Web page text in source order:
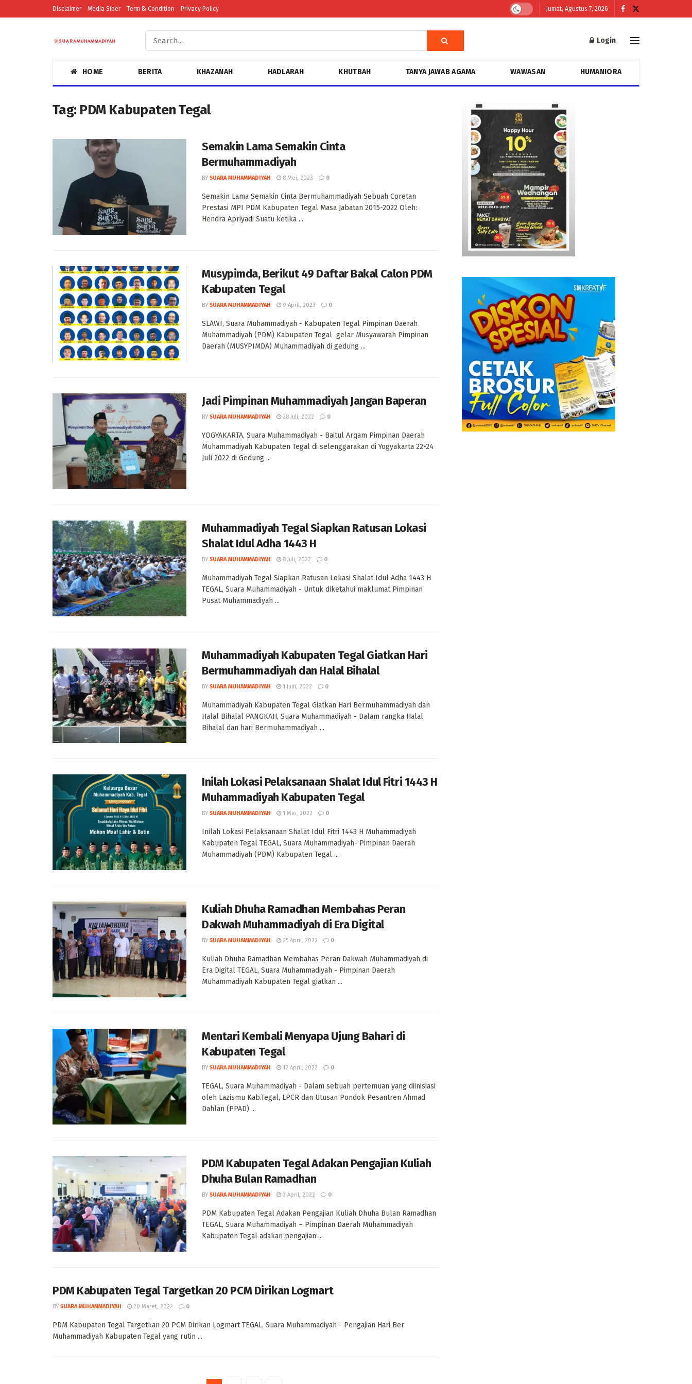
Disclaimer Media Siber Term & Condition Privacy Policy Jumat, Agustus 7, 2026
Login
HOME BERITA KHAZANAH HADLARAH KHUTBAH TANYA JAWAB AGAMA WAWASAN HUMANIORA
Tag: PDM Kabupaten Tegal
Semakin Lama Semakin Cinta
Bermuhammadiyah
BY SUARA MUHAMMADIYAH 8 Mei, 2023 0
Semakin Lama Semakin Cinta Bermuhammadiyah Sebuah Coretan
Prestasi MPI PDM Kabupaten Tegal Masa Jabatan 2015-2022 Oleh:
Hendra Apriyadi Suatu ketika ...
Musypimda, Berikut 49 Daftar Bakal Calon PDM
Kabupaten Tegal
BY SUARA MUHAMMADIYAH 9 April, 2023 0
SLAWI, Suara Muhammadiyah - Kabupaten Tegal Pimpinan Daerah
Muhammadiyah (PDM) Kabupaten Tegal gelar Musyawarah Pimpinan
Daerah (MUSYPIMDA) Muhammadiyah di gedung ...
Jadi Pimpinan Muhammadiyah Jangan Baperan
BY SUARA MUHAMMADIYAH 28 Juli, 2022 0
YOGYAKARTA, Suara Muhammadiyah - Baitul Arqam Pimpinan Daerah
Muhammadiyah Kabupaten Tegal di selenggarakan di Yogyakarta 22-24
Juli 2022 di Gedung ...
Muhammadiyah Tegal Siapkan Ratusan Lokasi
Shalat Idul Adha 1443 H
BY SUARA MUHAMMADIYAH 8 Juli, 2022 0
Muhammadiyah Tegal Siapkan Ratusan Lokasi Shalat Idul Adha 1443 H
TEGAL, Suara Muhammadiyah - Untuk diketahui maklumat Pimpinan
Pusat Muhammadiyah ...
Muhammadiyah Kabupaten Tegal Giatkan Hari
Bermuhammadiyah dan Halal Bihalal
BY SUARA MUHAMMADIYAH 1 Juni, 2022 0
Muhammadiyah Kabupaten Tegal Giatkan Hari Bermuhammadiyah dan
Halal Bihalal PANGKAH, Suara Muhammadiyah - Dalam rangka Halal
Bihalal dan hari Bermuhammadiyah ...
Inilah Lokasi Pelaksanaan Shalat Idul Fitri 1443 H
Muhammadiyah Kabupaten Tegal
BY SUARA MUHAMMADIYAH 1 Mei, 2022 0
Inilah Lokasi Pelaksanaan Shalat Idul Fitri 1443 H Muhammadiyah
Kabupaten Tegal TEGAL, Suara Muhammadiyah- Pimpinan Daerah
Muhammadiyah (PDM) Kabupaten Tegal ...
Kuliah Dhuha Ramadhan Membahas Peran
Dakwah Muhammadiyah di Era Digital
BY SUARA MUHAMMADIYAH 25 April, 2022 0
Kuliah Dhuha Ramadhan Membahas Peran Dakwah Muhammadiyah di
Era Digital TEGAL, Suara Muhammadiyah - Pimpinan Daerah
Muhammadiyah Kabupaten Tegal giatkan ...
Mentari Kembali Menyapa Ujung Bahari di
Kabupaten Tegal
BY SUARA MUHAMMADIYAH 12 April, 2022 0
TEGAL, Suara Muhammadiyah - Dalam sebuah pertemuan yang diinisiasi
oleh Lazismu Kab.Tegal, LPCR dan Utusan Pondok Pesantren Ahmad
Dahlan (PPAD) ...
PDM Kabupaten Tegal Adakan Pengajian Kuliah
Dhuha Bulan Ramadhan
BY SUARA MUHAMMADIYAH 3 April, 2022 0
PDM Kabupaten Tegal Adakan Pengajian Kuliah Dhuha Bulan Ramadhan
TEGAL, Suara Muhammadiyah – Pimpinan Daerah Muhammadiyah
Kabupaten Tegal adakan pengajian ...
PDM Kabupaten Tegal Targetkan 20 PCM Dirikan Logmart
BY SUARA MUHAMMADIYAH 20 Maret, 2022 0
PDM Kabupaten Tegal Targetkan 20 PCM Dirikan Logmart TEGAL, Suara Muhammadiyah - Pengajian Hari Ber
Muhammadiyah Kabupaten Tegal yang rutin ...